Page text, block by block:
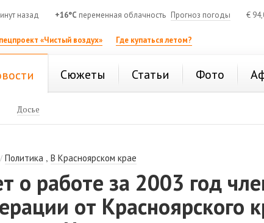
назад +16°C переменная облачность Прогноз погоды €
«Чистый воздух» Где купаться летом?
Сюжеты Статьи Фото
Досье
/Политика ,В Красноярском крае
о работе за 2003 год
от Красноярского